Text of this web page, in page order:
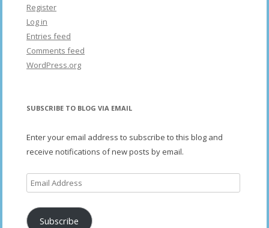
Register
Log in
Entries feed
Comments feed
WordPress.org
SUBSCRIBE TO BLOG VIA EMAIL
Enter your email address to subscribe to this blog and
receive notifications of new posts by email.
Email
Address
Subscribe